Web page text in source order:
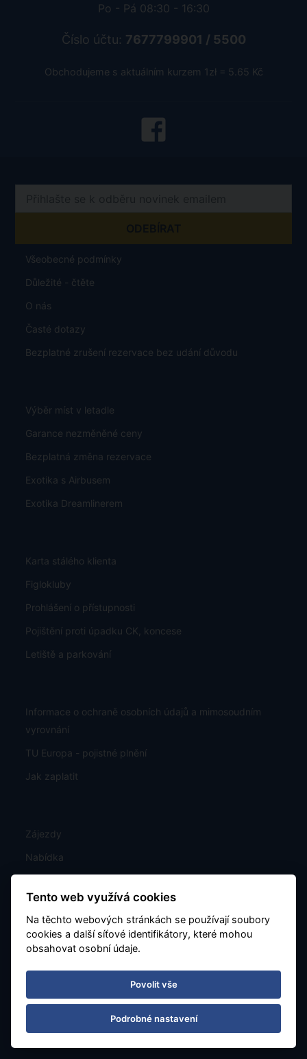
Po - Pá 08:30 - 16:30
Číslo účtu: 7677799901 / 5500
Obchodujeme s aktuálním kurzem 1zł = 5.65 Kč
Všeobecné podmínky
Důležité - čtěte
O nás
Časté dotazy
Bezplatné zrušení rezervace bez udání důvodu
Výběr míst v letadle
Garance nezměněné ceny
Bezplatná změna rezervace
Exotika s Airbusem
Exotika Dreamlinerem
Karta stálého klienta
Figlokluby
Prohlášení o přístupnosti
Pojištění proti úpadku CK, koncese
Letiště a parkování
Informace o ochraně osobních údajů a mimosoudním
vyrovnání
TU Europa - pojistné plnění
Jak zaplatit
Zájezdy
Nabídka
Exotika
Letový řád
Last Minute
Poznávací
Charterové letenky
Mapa rozmístění hotelů
Tento web využívá cookies
Na těchto webových stránkách se používají soubory
cookies a další síťové identifikátory, které mohou
obsahovat osobní údaje.
Povolit vše
Podrobné nastavení